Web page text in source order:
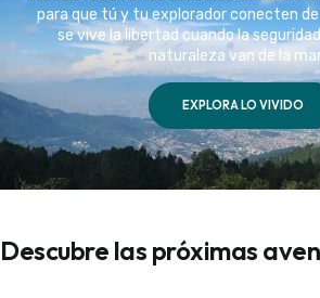
para que tú y tu explorador conecten
se vive la libertad cuando la
naturaleza van de la
EXPLORA LO VIVIDO
Descubre las próximas